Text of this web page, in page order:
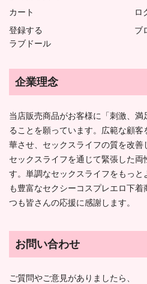
カート
ロ
登録する
ブ
ラブドール
企業理念
当店販売商品がお客様に「刺激、
ることを願っています。広範な顧
華させ、セックスライフの質を改善
セックスライフを通じて緊張した両
す。単調なセックスライフをもっと
も豊富なセクシーコスプレエロ下
つも皆さんの応援に感謝します。
お問い合わせ
ご質問やご意見がありましたら、